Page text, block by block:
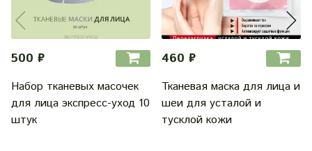
500 ₽
Набор тканевых масочек
для лица экспресс-уход 10
штук
460 ₽
Тканевая маска для лица и
шеи для усталой и
тусклой кожи